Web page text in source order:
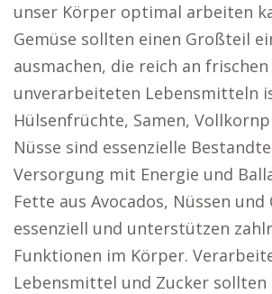
unser Körper optimal arbeiten
Gemüse sollten einen Großteil
ausmachen, die reich an
unverarbeiteten Lebensmitteln
Hülsenfrüchte, Samen,
Nüsse sind essenzielle
Versorgung mit Energie und
Fette aus Avocados, Nüssen
essenziell und unterstützen
Funktionen im Körper.
Lebensmittel und Zucker